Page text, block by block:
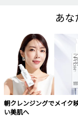
あ
朝クレンジングでメイク
い美肌へ